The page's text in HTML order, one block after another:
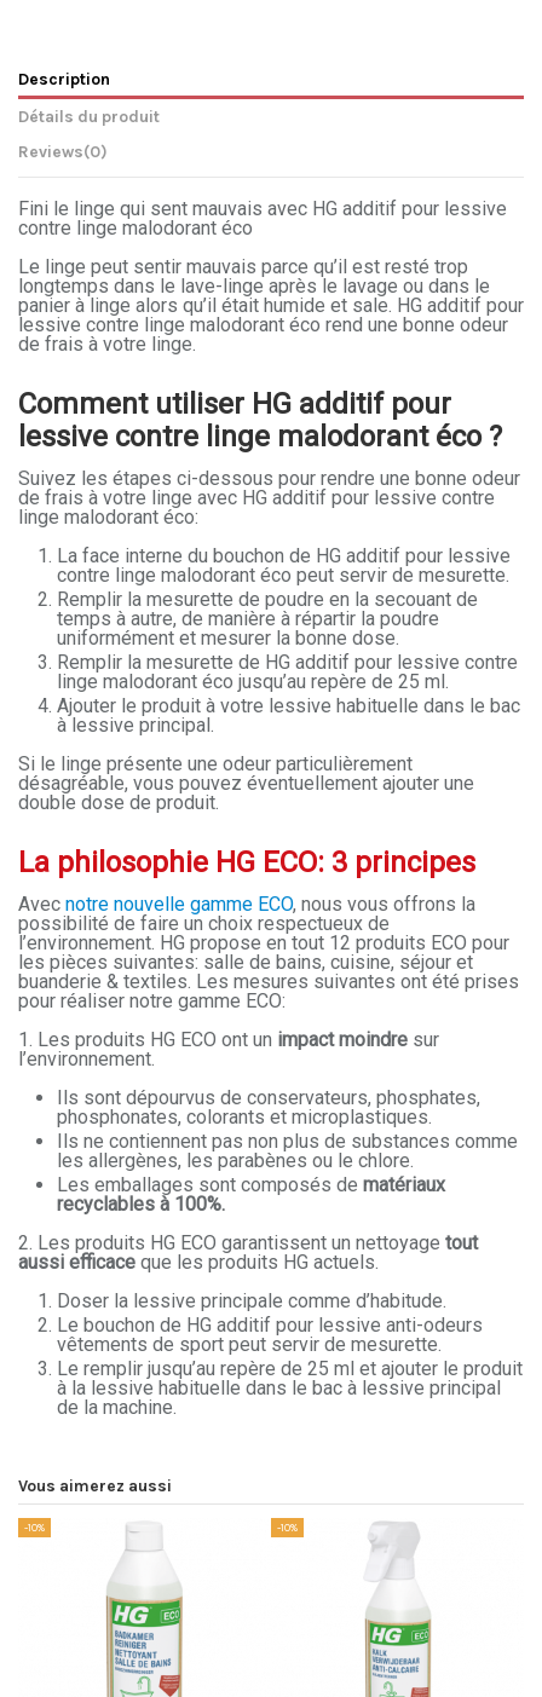
Description
Détails du produit
Reviews(0)
Fini le linge qui sent mauvais avec HG additif pour lessive
contre linge malodorant éco
Le linge peut sentir mauvais parce qu’il est resté trop
longtemps dans le lave-linge après le lavage ou dans le
panier à linge alors qu’il était humide et sale. HG additif pour
lessive contre linge malodorant éco rend une bonne odeur
de frais à votre linge.
Comment utiliser HG additif pour
lessive contre linge malodorant éco ?
Suivez les étapes ci-dessous pour rendre une bonne odeur
de frais à votre linge avec HG additif pour lessive contre
linge malodorant éco:
La face interne du bouchon de HG additif pour lessive
contre linge malodorant éco peut servir de mesurette.
Remplir la mesurette de poudre en la secouant de
temps à autre, de manière à répartir la poudre
uniformément et mesurer la bonne dose.
Remplir la mesurette de HG additif pour lessive contre
linge malodorant éco jusqu’au repère de 25 ml.
Ajouter le produit à votre lessive habituelle dans le bac
à lessive principal.
Si le linge présente une odeur particulièrement
désagréable, vous pouvez éventuellement ajouter une
double dose de produit.
La philosophie HG ECO: 3 principes
Avec notre nouvelle gamme ECO, nous vous offrons la
possibilité de faire un choix respectueux de
l’environnement. HG propose en tout 12 produits ECO pour
les pièces suivantes: salle de bains, cuisine, séjour et
buanderie & textiles. Les mesures suivantes ont été prises
pour réaliser notre gamme ECO:
1. Les produits HG ECO ont un impact moindre sur
l’environnement.
Ils sont dépourvus de conservateurs, phosphates,
phosphonates, colorants et microplastiques.
Ils ne contiennent pas non plus de substances comme
les allergènes, les parabènes ou le chlore.
Les emballages sont composés de matériaux
recyclables à 100%.
2. Les produits HG ECO garantissent un nettoyage tout
aussi efficace que les produits HG actuels.
Doser la lessive principale comme d’habitude.
Le bouchon de HG additif pour lessive anti-odeurs
vêtements de sport peut servir de mesurette.
Le remplir jusqu’au repère de 25 ml et ajouter le produit
à la lessive habituelle dans le bac à lessive principal
de la machine.
Vous aimerez aussi
-10% -10%